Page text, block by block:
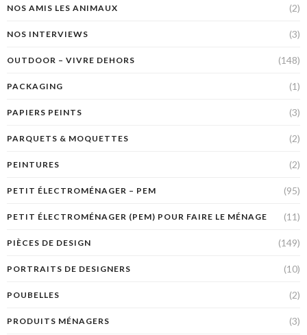
NOS AMIS LES ANIMAUX (2)
NOS INTERVIEWS (3)
OUTDOOR – VIVRE DEHORS (148)
PACKAGING (1)
PAPIERS PEINTS (3)
PARQUETS & MOQUETTES (2)
PEINTURES (2)
PETIT ÉLECTROMÉNAGER – PEM (95)
PETIT ÉLECTROMÉNAGER (PEM) POUR FAIRE LE MÉNAGE (11)
PIÈCES DE DESIGN (149)
PORTRAITS DE DESIGNERS (10)
POUBELLES (2)
PRODUITS MÉNAGERS (3)